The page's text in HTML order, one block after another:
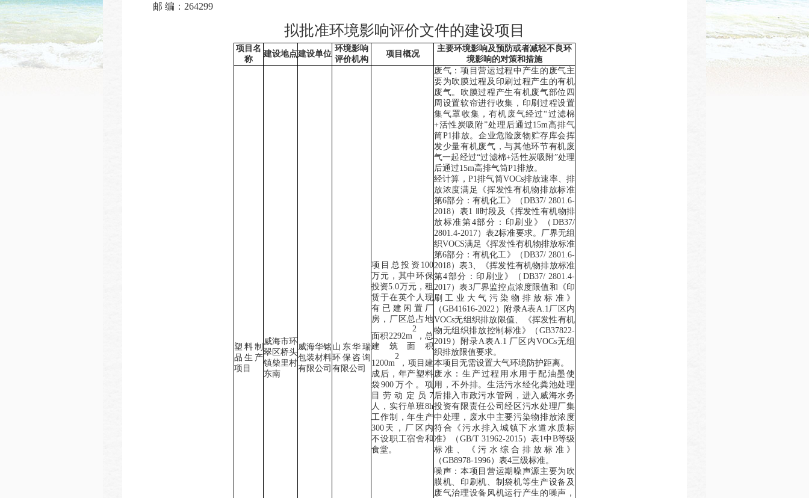
邮 编： 264299
拟批准环境影响评价文件的建设项目
项目名
称
建设地点建设单位
环境影响
评价机构
项目概况
主要环境影响及预防或者减轻不良环
境影响的对策和措施
塑料制
品生产
项目
威海市环
翠区桥头
镇柴里村
东南
威海华铭
包装材料
有限公司
山东华瑞
环保咨询
有限公司
项目 总投资 100
万元，其中环保
投资5.0万元，租
赁于在英个人现
有已建闲置厂
房，厂区总占地
面积 2292m
2
，总
建筑面积
1200m
2
，项目建
成后，年产塑料
袋900 万个。项
目劳动定员 7
人，实行单班8h
工作制，年生产
300 天，厂区内
不设职工宿舍和
食堂。
废气：项目营运过程中产生的废气主
要为吹膜过程及印刷过程产生的有机
废气。吹膜过程产生有机废气部位四
周设置软帘进行收集，印刷过程设置
集气罩收集，有机废气经过“过滤棉
+活性炭吸附”处理后通过15m高排气
筒P1排放。企业危险废物贮存库会挥
发少量有机废气，与其他环节有机废
气一起经过“过滤棉+活性炭吸附”处理
后通过15m高排气筒P1排放。
经计算， P1排气筒VOCs排放速率、排
放浓度满足《挥发性有机物排放标准
第6部分：有机化工》（DB37/ 2801.6-
2018）表1 Ⅱ时段及《挥发性有机物排
放标准第4部分：印刷业》（DB37/
2801.4-2017）表2标准要求。厂界无组
织VOCS满足《挥发性有机物排放标准
第6部分：有机化工》（DB37/ 2801.6-
2018）表3、《挥发性有机物排放标准
第4部分：印刷业》（ DB37/ 2801.4-
2017）表3厂界监控点浓度限值和 《印
刷工业大气污染物排放标准》
（GB41616-2022 ） 附录A表 A.1 厂区内
VOCs无组织排放限值
《挥发性有机
物无组织排放控制标准》（ GB37822-
2019 ）附录A表 A.1 厂区内VOCs无组
织排放限值要求。
本项目 无需设置大气环境防护距离。
废水：生产过程用水 用于配油墨使
用，不外排。生活污水经化粪池处理
后排入市政污水管网，进入威海水务
投资有限责任公司经区污水处理厂集
中处理，废水中主要污染物排放浓度
符合《污水排入城镇下水道水质标
准》（ GB/T 31962-2015）表1中 B等级
标准、《污水综合 排放标准》
（GB8978-1996）表4三级标准。
噪声：本项目营运期噪声源主要为 吹
膜机、印刷机、制袋机等生产设备及
废气治理设备风机运行产生的噪声 ，